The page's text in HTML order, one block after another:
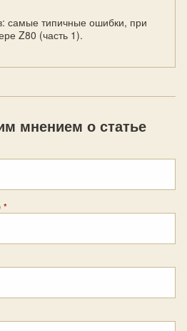
самые типичные ошибки, при
Z80 (часть 1).
мнением о статье
*